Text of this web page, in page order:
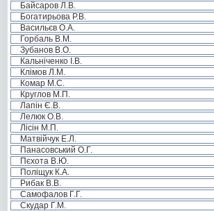
Байсаров Л.В.
Богатирьова Р.В.
Васильєв О.А.
Горбаль В.М.
Зубанов В.О.
Кальніченко І.В.
Клімов Л.М.
Комар М.С.
Круглов М.П.
Лапін Є.В.
Лелюк О.В.
Лісін М.П.
Матвійчук Е.Л.
Панасовський О.Г.
Пєхота В.Ю.
Поліщук К.А.
Рибак В.В.
Самофалов Г.Г.
Скудар Г.М.